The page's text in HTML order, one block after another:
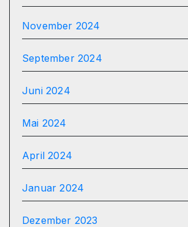
November 2024
September 2024
Juni 2024
Mai 2024
April 2024
Januar 2024
Dezember 2023